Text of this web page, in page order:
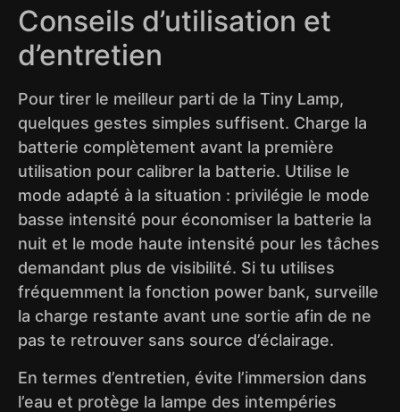
Conseils d’utilisation et
d’entretien
Pour tirer le meilleur parti de la Tiny Lamp,
quelques gestes simples suffisent. Charge la
batterie complètement avant la première
utilisation pour calibrer la batterie. Utilise le
mode adapté à la situation : privilégie le mode
basse intensité pour économiser la batterie la
nuit et le mode haute intensité pour les tâches
demandant plus de visibilité. Si tu utilises
fréquemment la fonction power bank, surveille
la charge restante avant une sortie afin de ne
pas te retrouver sans source d’éclairage.
En termes d’entretien, évite l’immersion dans
l’eau et protège la lampe des intempéries